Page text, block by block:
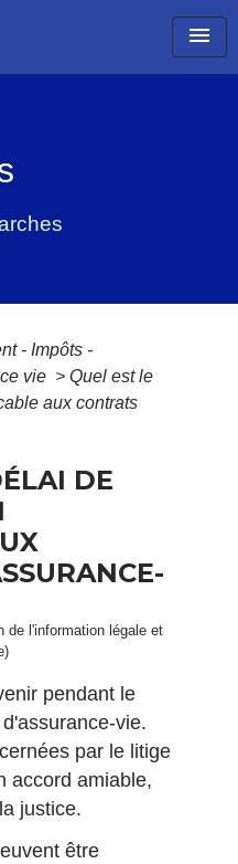
menu
- Impôts -
vie > Quel est le
aux contrats
DE
de l'information légale et
pendant le
vie.
par le litige
accord amiable,
justice.
être